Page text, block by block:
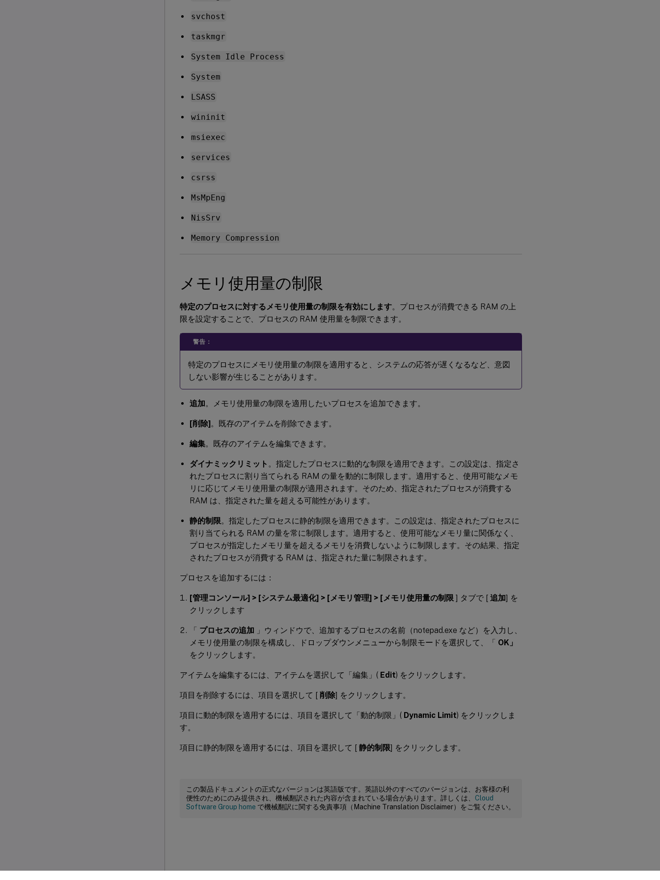
svchost
taskmgr
System Idle Process
System
LSASS
wininit
msiexec
services
csrss
MsMpEng
NisSrv
Memory Compression
メモリ使用量の制限
特定のプロセスに対するメモリ使用量の制限を有効にします。プロセスが消費できる RAM の上
限を設定することで、プロセスの RAM 使用量を制限できます。
警告：
特定のプロセスにメモリ使用量の制限を適用すると、システムの応答が遅くなるなど、意図
しない影響が生じることがあります。
追加。メモリ使用量の制限を適用したいプロセスを追加できます。
[削除]。既存のアイテムを削除できます。
編集。既存のアイテムを編集できます。
ダイナミックリミット 。指定したプロセスに動的な制限を適用できます。この設定は、指定さ
れたプロセスに割り当てられる RAM の量を動的に制限します。適用すると、使用可能なメモ
リに応じてメモリ使用量の制限が適用されます。そのため、指定されたプロセスが消費する
RAM は、指定された量を超える可能性があります。
静的制限。指定したプロセスに静的制限を適用できます。この設定は、指定されたプロセスに
割り当てられる RAM の量を常に制限します。適用すると、使用可能なメモリ量に関係なく、
プロセスが指定したメモリ量を超えるメモリを消費しないように制限します。その結果、指定
されたプロセスが消費する RAM は、指定された量に制限されます。
プロセスを追加するには：
[管理コンソール] > [システム最適化] > [メモリ管理] > [メモリ使用量の制限 ] タブで [ 追加] を
クリックします
「 プロセスの追加 」ウィンドウで、追加するプロセスの名前（notepad.exe など）を入力し、
メモリ使用量の制限を構成し、ドロップダウンメニューから制限モードを選択して、「 OK」
をクリックします。
アイテムを編集するには、アイテムを選択して「編集」( Edit) をクリックします。
項目を削除するには、項目を選択して [ 削除] をクリックします。
項目に動的制限を適用するには、項目を選択して「動的制限」( Dynamic Limit) をクリックしま
す。
項目に静的制限を適用するには、項目を選択して [ 静的制限] をクリックします。
この製品ドキュメントの正式なバージョンは英語版です。英語以外のすべてのバージョンは、お客様の利
便性のためにのみ提供され、機械翻訳された内容が含まれている場合があります。詳しくは、 Cloud
Software Group home で機械翻訳に関する免責事項（Machine Translation Disclaimer）をご覧ください。